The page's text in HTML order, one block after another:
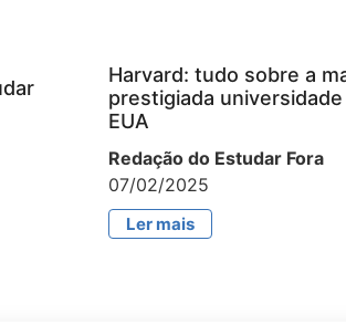
Harvard: tudo sobre a
prestigiada
EUA
Redação do Estudar Fora
07/02/2025
Ler mais